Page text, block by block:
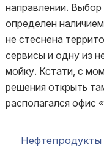
направлении.
определен
не стеснена
сервисы и одну из
мойку. Кстати, с
решения открыть
располагался
Нефтепродукты